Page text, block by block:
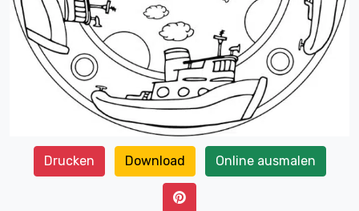
Drucken Download Online ausmalen